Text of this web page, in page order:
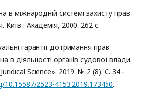
в міжнародній системі захисту прав
Київ : Академія, 2000. 262 c.
гарантії дотримання прав
в діяльності органів судової влади.
Science». 2019. № 2 (8). С. 34–
2523-4153.2019.173450.